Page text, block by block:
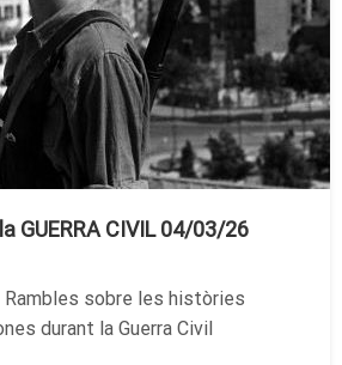
GUERRA CIVIL 04/03/26
Rambles sobre les històries
durant la Guerra Civil